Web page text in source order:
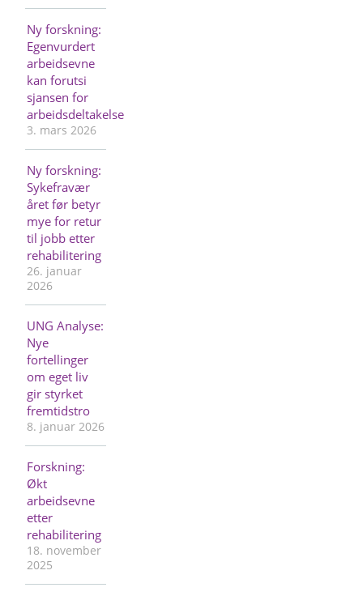
Ny forskning:
Egenvurdert
arbeidsevne
kan forutsi
sjansen for
arbeidsdeltakelse
3. mars 2026
Ny forskning:
Sykefravær
året før betyr
mye for retur
til jobb etter
rehabilitering
26. januar
2026
UNG Analyse:
Nye
fortellinger
om eget liv
gir styrket
fremtidstro
8. januar 2026
Forskning:
Økt
arbeidsevne
etter
rehabilitering
18. november
2025